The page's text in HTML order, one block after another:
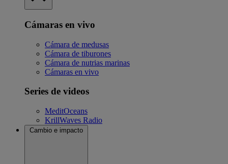
Cámaras en vivo
Cámara de medusas
Cámara de tiburones
Cámara de nutrias marinas
Cámaras en vivo
Series de videos
MeditOceans
KrillWaves Radio
Cambio e impacto